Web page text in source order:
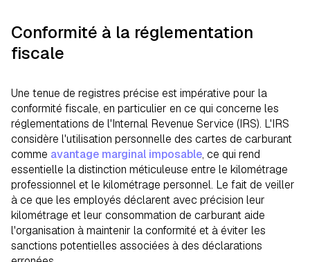
Conformité à la réglementation
fiscale
Une tenue de registres précise est impérative pour la
conformité fiscale, en particulier en ce qui concerne les
réglementations de l'Internal Revenue Service (IRS). L'IRS
considère l'utilisation personnelle des cartes de carburant
comme avantage marginal imposable, ce qui rend
essentielle la distinction méticuleuse entre le kilométrage
professionnel et le kilométrage personnel. Le fait de veiller
à ce que les employés déclarent avec précision leur
kilométrage et leur consommation de carburant aide
l'organisation à maintenir la conformité et à éviter les
sanctions potentielles associées à des déclarations